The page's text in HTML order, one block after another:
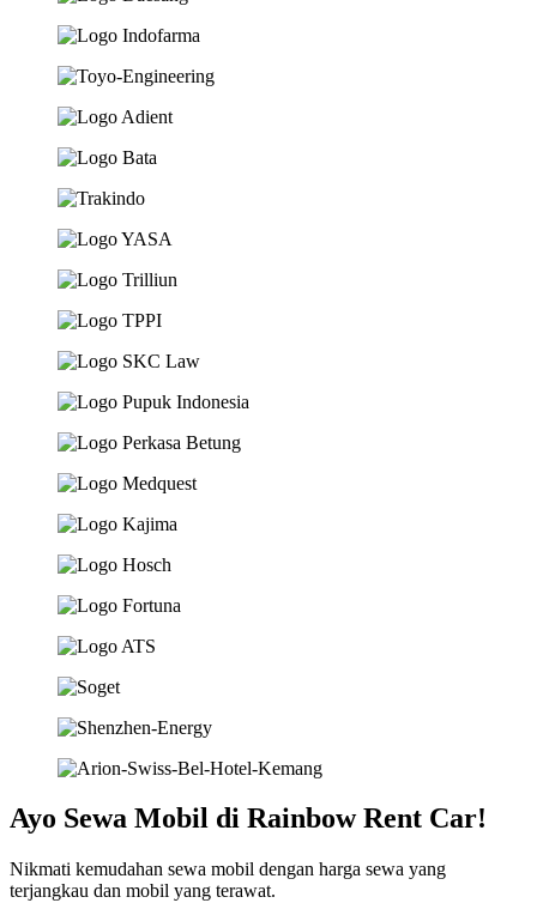
Ayo Sewa Mobil di Rainbow Rent Car!
Nikmati kemudahan sewa mobil dengan harga sewa yang
terjangkau dan mobil yang terawat.